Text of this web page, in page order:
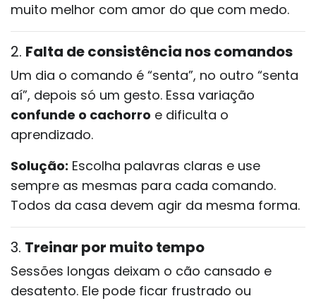
muito melhor com amor do que com medo.
2. Falta de consistência nos comandos
Um dia o comando é “senta”, no outro “senta
aí”, depois só um gesto. Essa variação
confunde o cachorro e dificulta o
aprendizado.
Solução: Escolha palavras claras e use
sempre as mesmas para cada comando.
Todos da casa devem agir da mesma forma.
3. Treinar por muito tempo
Sessões longas deixam o cão cansado e
desatento. Ele pode ficar frustrado ou